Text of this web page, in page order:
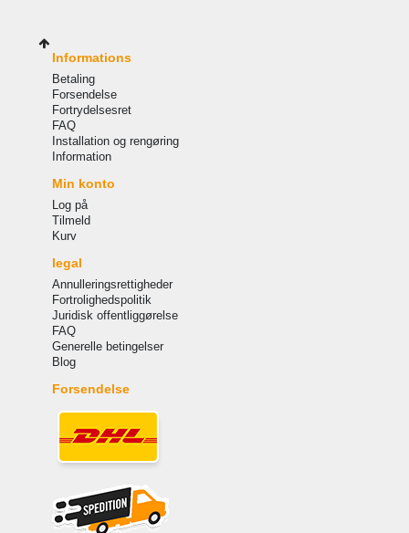
Informations
Betaling
Forsendelse
Fortrydelsesret
FAQ
Installation og rengøring
Information
Min konto
Log på
Tilmeld
Kurv
legal
Annulleringsrettigheder
Fortrolighedspolitik
Juridisk offentliggørelse
FAQ
Generelle betingelser
Blog
Forsendelse